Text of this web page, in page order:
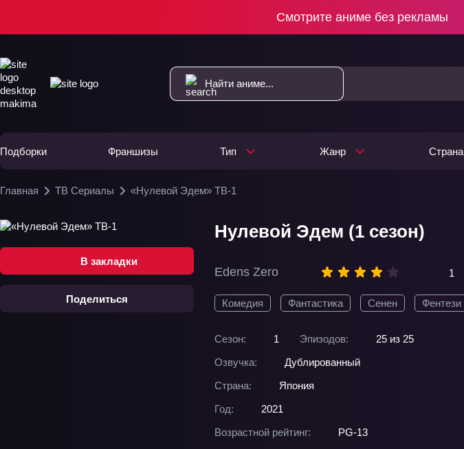
Смотрите аниме без рекламы
Подборки Франшизы Тип Жанр Страна
Главная ТВ Сериалы «Нулевой Эдем» ТВ-1
В закладки
Поделиться
Нулевой Эдем (1 сезон)
Edens Zero 1
Комедия Фантастика Сенен Фентези
Сезон: 1 Эпизодов:
25 из 25
Озвучка:
Дублированный
Страна:
Япония
Год:
2021
Возрастной рейтинг:
PG-13